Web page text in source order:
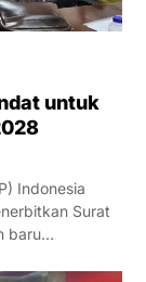
untuk
Indonesia
Surat
baru…